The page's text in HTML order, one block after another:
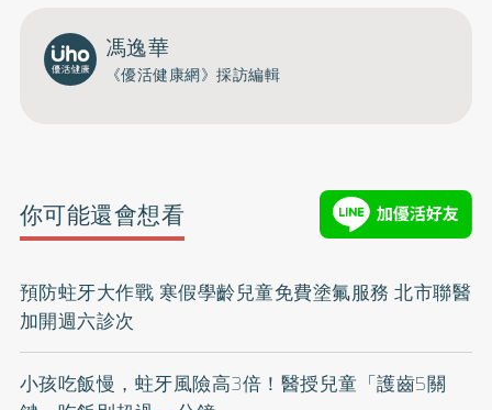
馮逸華
《優活健康網》採訪編輯
你可能還會想看
預防蛀牙大作戰 寒假學齡兒童免費塗氟服務 北市聯醫
加開週六診次
小孩吃飯慢，蛀牙風險高3倍！醫授兒童「護齒5關